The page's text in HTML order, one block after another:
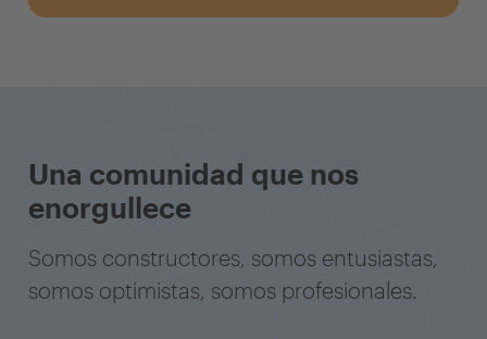
Una comunidad que nos
enorgullece
Somos constructores, somos entusiastas,
somos optimistas, somos profesionales.